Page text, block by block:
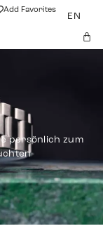
Add Favorites
EN
persönlich zum